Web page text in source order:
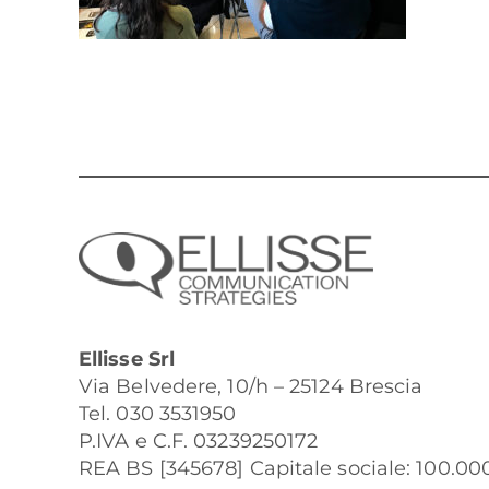
Ellisse Srl
Via Belvedere, 10/h – 25124 Brescia
Tel. 030 3531950
P.IVA e C.F. 03239250172
REA BS [345678] Capitale sociale: